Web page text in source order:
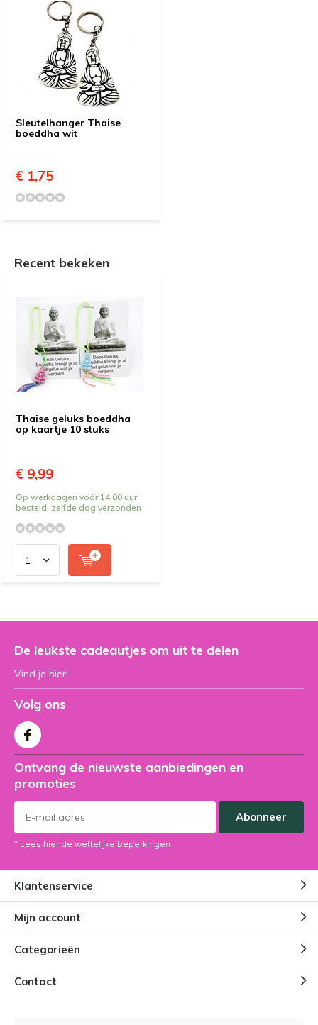
Sleutelhanger Thaise
boeddha wit
€ 1,75
Recent bekeken
Thaise geluks boeddha
op kaartje 10 stuks
€ 9,99
Op werkdagen vóór 14.00 uur
besteld, zelfde dag verzonden
De leukste cadeautjes om uit te delen
Vind je hier!
Volg ons
Ontvang de nieuwste aanbiedingen en
promoties
Abonneer
* Lees hier de wettelijke beperkingen
Klantenservice
Mijn account
Categorieën
Contact